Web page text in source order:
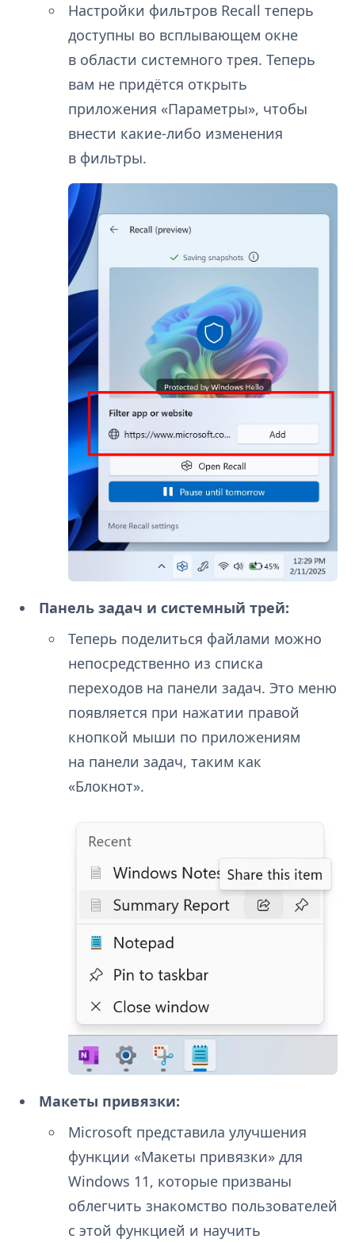
Настройки фильтров Recall теперь
доступны во всплывающем окне
в области системного трея. Теперь
вам не придётся открыть
приложения «Параметры», чтобы
внести какие-либо изменения
в фильтры.
Панель задач и системный трей:
Теперь поделиться файлами можно
непосредственно из списка
переходов на панели задач. Это меню
появляется при нажатии правой
кнопкой мыши по приложениям
на панели задач, таким как
«Блокнот».
Макеты привязки:
Microsoft представила улучшения
функции «Макеты привязки» для
Windows 11, которые призваны
облегчить знакомство пользователей
с этой функцией и научить